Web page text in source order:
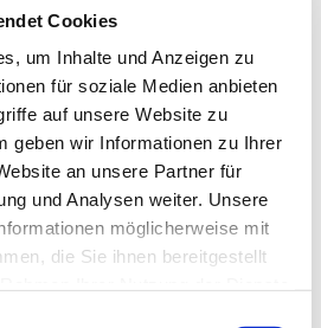
Cookies
um Inhalte und Anzeigen zu
für soziale Medien anbieten
auf unsere Website zu
geben wir Informationen zu Ihrer
an unsere Partner für
und Analysen weiter. Unsere
möglicherweise mit
die Sie ihnen bereitgestellt
Sie auch